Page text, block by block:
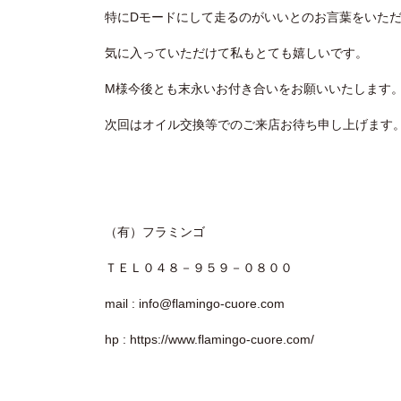
特にDモードにして走るのがいいとのお言葉をいただ
気に入っていただけて私もとても嬉しいです。
M様今後とも末永いお付き合いをお願いいたします。
次回はオイル交換等でのご来店お待ち申し上げます。
（有）フラミンゴ
ＴＥＬ０４８－９５９－０８００
mail : info@flamingo-cuore.com
hp : https://www.flamingo-cuore.com/